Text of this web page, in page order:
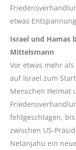
etwas
Israel und Hamas
Mittelsmann
Vor etwas mehr
auf Israel zum
Menschen Heimat
fehlgeschlagen,
zwischen US-
Netanjahu ein